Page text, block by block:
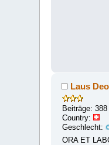
Laus Deo
Beiträge: 388
Country:
Geschlecht:
ORA ET